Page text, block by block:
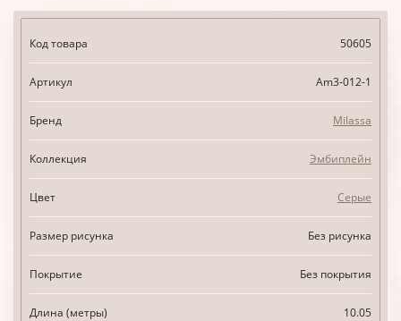
Код товара 50605
Артикул Am3-012-1
Бренд Milassa
Коллекция Эмбиплейн
Цвет Серые
Размер рисунка Без рисунка
Покрытие Без покрытия
Длина (метры) 10.05